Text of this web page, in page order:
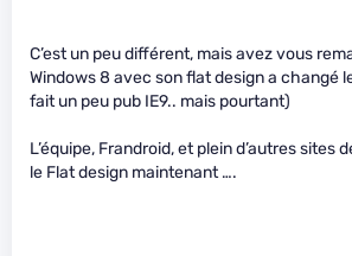
C’est un peu différent, mais avez vous
Windows 8 avec son flat design a changé
fait un peu pub IE9.. mais pourtant)
L’équipe, Frandroid, et plein d’autres sites
le Flat design maintenant ….